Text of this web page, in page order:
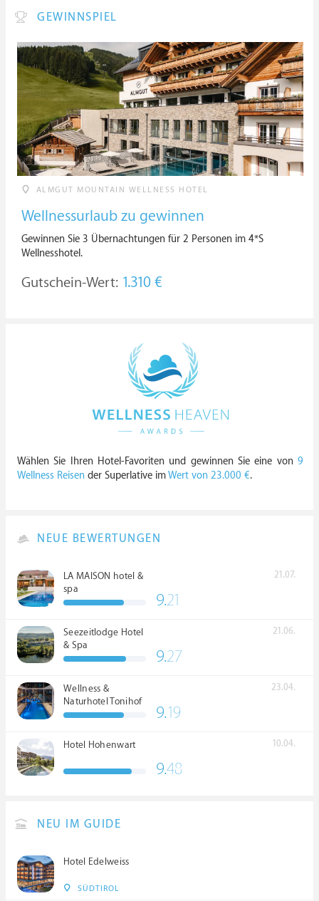
GEWINNSPIEL
ALMGUT MOUNTAIN WELLNESS HOTEL
Wellnessurlaub zu gewinnen
Gewinnen Sie 3 Übernachtungen für 2 Personen im 4*S
Wellnesshotel.
Gutschein-Wert: 1.310 €
Wählen Sie Ihren Hotel-Favoriten und gewinnen Sie eine von 9
Wellness Reisen der Superlative imWert von 23.000 €.
NEUE BEWERTUNGEN
LA MAISON hotel &
spa
21.07.
9.21
Seezeitlodge Hotel
& Spa
21.06.
9.27
Wellness &
Naturhotel Tonihof
****S
23.04.
9.19
Hotel Hohenwart 10.04.
9.48
NEU IM GUIDE
Hotel Edelweiss
SÜDTIROL